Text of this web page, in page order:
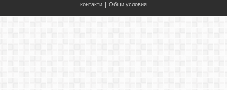
контакти | Общи условия